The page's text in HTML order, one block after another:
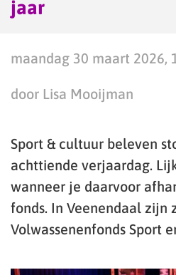
jaar
maandag 30 maart 2026,
door Lisa Mooijman
Sport & cultuur beleven
achttiende verjaardag.
wanneer je daarvoor
fonds. In Veenendaal zijn
Volwassenenfonds Sport